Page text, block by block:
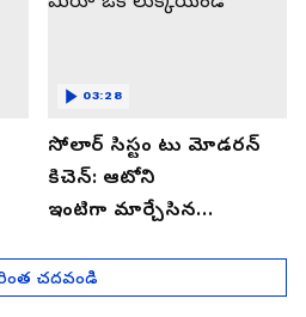
సోలార్ సిస్టం టు మోడరన్
కిచెన్: ఆటోని
ఇంటిగా మార్చేసిన
మీరూ ఒక లుక్కేయండి
03:28
చదవండి